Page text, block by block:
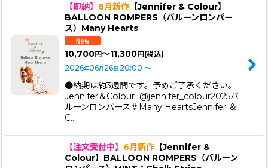
【即納】 6月新作 【Jennifer & Colour】
BALLOON ROMPERS（バルーンロンパー
ス）Many Hearts
10,700円～11,300円 (税込)
2026年06月 26日 20:00 ～
●納期は約3週間です。予めご了承ください。
Jennifer＆Colour @jennifer_colour2025バ
ルーンロンパース👙Many HeartsJennifer ＆
C…
【注文受付中】 6月新作 【Jennifer &
Colour】BALLOON ROMPERS（バルーン